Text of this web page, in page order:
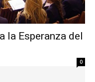
la Esperanza del
0